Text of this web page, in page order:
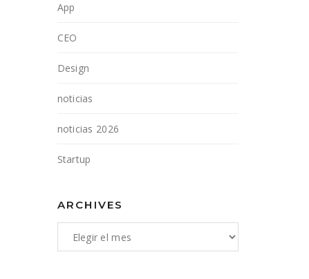
App
CEO
Design
noticias
noticias 2026
Startup
ARCHIVES